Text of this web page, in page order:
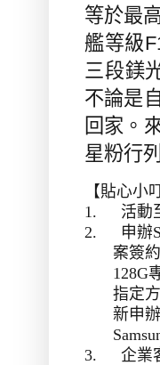
等於最
艦等級
三段鎂
不論是
回家。
星粉行列
【貼心小
1.
活動
2.
申辦
案簽約
128G
指定
新申
3.
企業